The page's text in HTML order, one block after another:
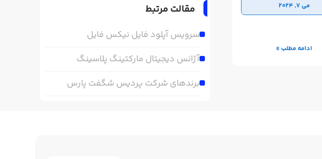
می 7, 2024
ادامه مطلب »
مقالت مرتبط
سرویس آپلود فایل نیکس فایل
آژانس دیجیتال مارکتینگ پلاسینگ
برندهای شرکت پردیس شگفت پارس